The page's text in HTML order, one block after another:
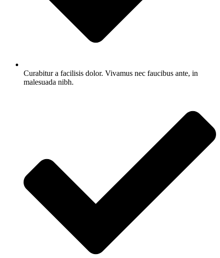
Curabitur a facilisis dolor. Vivamus nec faucibus ante, in
malesuada nibh.